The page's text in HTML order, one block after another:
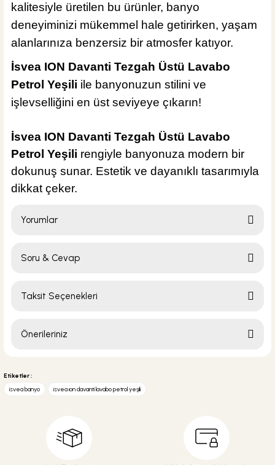
6.600,00 TL
kalitesiyle üretilen bu ürünler, banyo
deneyiminizi mükemmel hale getirirken, yaşam
alanlarınıza benzersiz bir atmosfer katıyor.
İsvea ION Davanti Tezgah Üstü Lavabo
Petrol Yeşili ile banyonuzun stilini ve
işlevselliğini en üst seviyeye çıkarın!
İsvea ION Davanti Tezgah Üstü Lavabo
Petrol Yeşili rengiyle banyonuza modern bir
dokunuş sunar. Estetik ve dayanıklı tasarımıyla
dikkat çeker.
Yorumlar
Soru & Cevap
Taksit Seçenekleri
Önerileriniz
yetersiz gördüğünüz noktaları öneri formunu kullanarak tarafımıza
Görüş ve önerileriniz için teşekkür ederiz.
Ürün resmi kalitesiz, bozuk veya görüntülenemiyor.
Ürün açıklamasında eksik bilgiler bulunuyor.
Etiketler :
isvea banyo
isvea ıon davanti lavabo petrol yeşili